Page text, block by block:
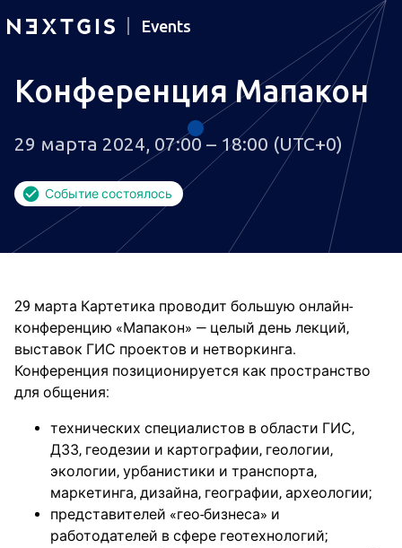
Events
Конференция Мапакон
29 марта 2024, 07:00 – 18:00 (UTC+0)
Событие состоялось
29 марта Картетика проводит большую онлайн-
конференцию «Мапакон» — целый день лекций,
выставок ГИС проектов и нетворкинга.
Конференция позиционируется как пространство
для общения:
технических специалистов в области ГИС,
ДЗЗ, геодезии и картографии, геологии,
экологии, урбанистики и транспорта,
маркетинга, дизайна, географии, археологии;
представителей «гео-бизнеса» и
работодателей в сфере геотехнологий;